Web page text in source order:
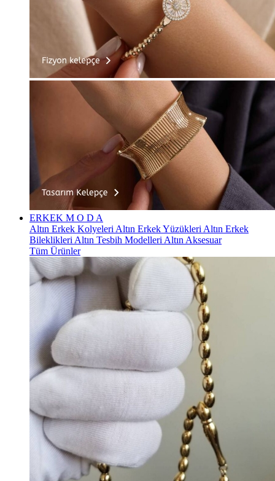
ERKEK M O D A
Altın Erkek Kolyeleri Altın Erkek Yüzükleri Altın Erkek
Bileklikleri Altın Tesbih Modelleri Altın Aksesuar
Tüm Ürünler